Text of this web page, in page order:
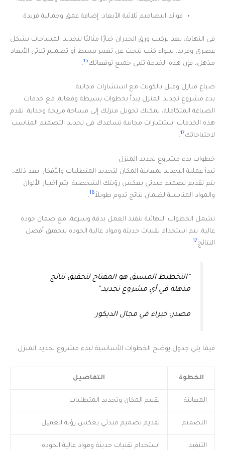
فوائد التصاميم ثلاثية الأبعاد: إضافة عمق وجمالية فريدة.
في النهاية، يعد تركيب ورق الجدران خيارًا مثاليًا لتجديد المساحات بشكل
عصري وفريد. سواء كنت تبحث عن تغيير بسيط أو تصميم ثلاثي الأبعاد
مذهل، فإن هذه الخدمة تلبي جميع توقعاتك15
.
صباغ منازل وفلل بالكويت مع استشارات مجانية
بدء مشروع تجديد المنزل يبدأ بخطوات بسيطة وفعالة. مع خدمات
الصباغة المتكاملة، يمكنك تحويل منزلك إلى مساحة مريحة وجذابة. تقدم
هذه الخدمات استشارات مجانية تساعدك في تحديد التصميم المناسب
لاحتياجاتك17
.
خطوات بدء مشروع تجديد المنزل
تبدأ عملية التجديد بمعاينة المكان لتحديد المتطلبات والأفكار. بعد ذلك،
يتم تقديم تصميم مبدئي يعكس رؤيتك الشخصية. يتم اختيار الألوان
والمواد المناسبة لضمان نتائج تدوم طويلاً18
.
تشمل الخطوات النهائية تنفيذ العمل بدقة وسرعة، مع ضمان جودة
عالية. يتم استخدام تقنيات حديثة ومواد عالية الجودة لتحقيق أفضل
النتائج17
.
“التخطيط المسبق هو المفتاح لتحقيق نتائج
مذهلة في أي مشروع تجديد.”
مصدر: خبراء في مجال الديكور
فيما يلي جدول يوضح الخطوات الأساسية لبدء مشروع تجديد المنزل:
الخطوة التفاصيل
المعاينة تقييم المكان وتحديد المتطلبات
التصميم تقديم تصميم مبدئي يعكس رؤية العميل
التنفيذ استخدام تقنيات حديثة ومواد عالية الجودة